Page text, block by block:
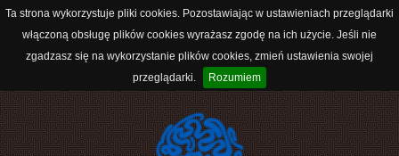
Ta strona wykorzystuje pliki cookies. Pozostawiając w ustawieniach przeglądarki
włączoną obsługę plików cookies wyrażasz zgodę na ich użycie. Jeśli nie
zgadzasz się na wykorzystanie plików cookies, zmień ustawienia swojej
przeglądarki.
Rozumiem